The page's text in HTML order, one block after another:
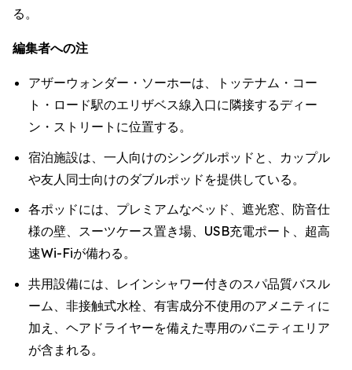
る。
編集者への注
アザーウォンダー・ソーホーは、トッテナム・コー
ト・ロード駅のエリザベス線入口に隣接するディー
ン・ストリートに位置する。
宿泊施設は、一人向けのシングルポッドと、カップル
や友人同士向けのダブルポッドを提供している。
各ポッドには、プレミアムなベッド、遮光窓、防音仕
様の壁、スーツケース置き場、USB充電ポート、超高
速Wi-Fiが備わる。
共用設備には、レインシャワー付きのスパ品質バスル
ーム、非接触式水栓、有害成分不使用のアメニティに
加え、ヘアドライヤーを備えた専用のバニティエリア
が含まれる。